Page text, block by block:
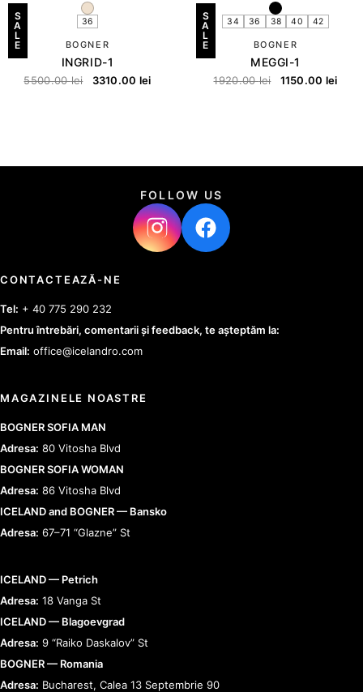
S
A
L
E
36
BOGNER
INGRID-1
5500.00lei 3310.00 lei
S
A
L
E
34 36 38 40 42
BOGNER
MEGGI-1
1920.00lei 1150.00 lei
FOLLOW US
CONTACTEAZĂ-NE
Tel: + 40 775 290 232
Pentru întrebări, comentarii și feedback, te așteptăm la:
Email: office@icelandro.com
MAGAZINELE NOASTRE
BOGNER SOFIA MAN
Adresa: 80 Vitosha Blvd
BOGNER SOFIA WOMAN
Adresa: 86 Vitosha Blvd
ICELAND and BOGNER — Bansko
Adresa: 67–71 “Glazne” St
ICELAND — Petrich
Adresa: 18 Vanga St
ICELAND — Blagoevgrad
Adresa: 9 “Raiko Daskalov” St
BOGNER — Romania
Adresa: Bucharest, Calea 13 Septembrie 90